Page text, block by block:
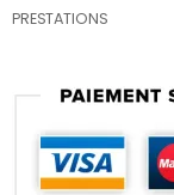
PRESTATIONS